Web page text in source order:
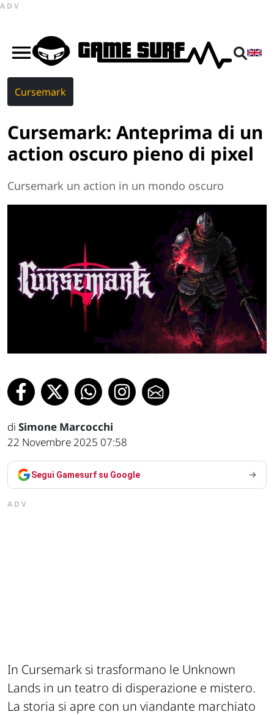
ADV
Cursemark
Cursemark: Anteprima di un
action oscuro pieno di pixel
Cursemark un action in un mondo oscuro
di Simone Marcocchi
22 Novembre 2025 07:58
Segui Gamesurf su Google
ADV
In Cursemark si trasformano le Unknown
Lands in un teatro di disperazione e mistero.
La storia si apre con un viandante marchiato